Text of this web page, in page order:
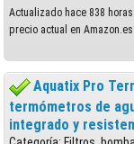
Actualizado hace 838
precio actual en Amazon.es
Aquatix Pro
termómetros de
integrado y